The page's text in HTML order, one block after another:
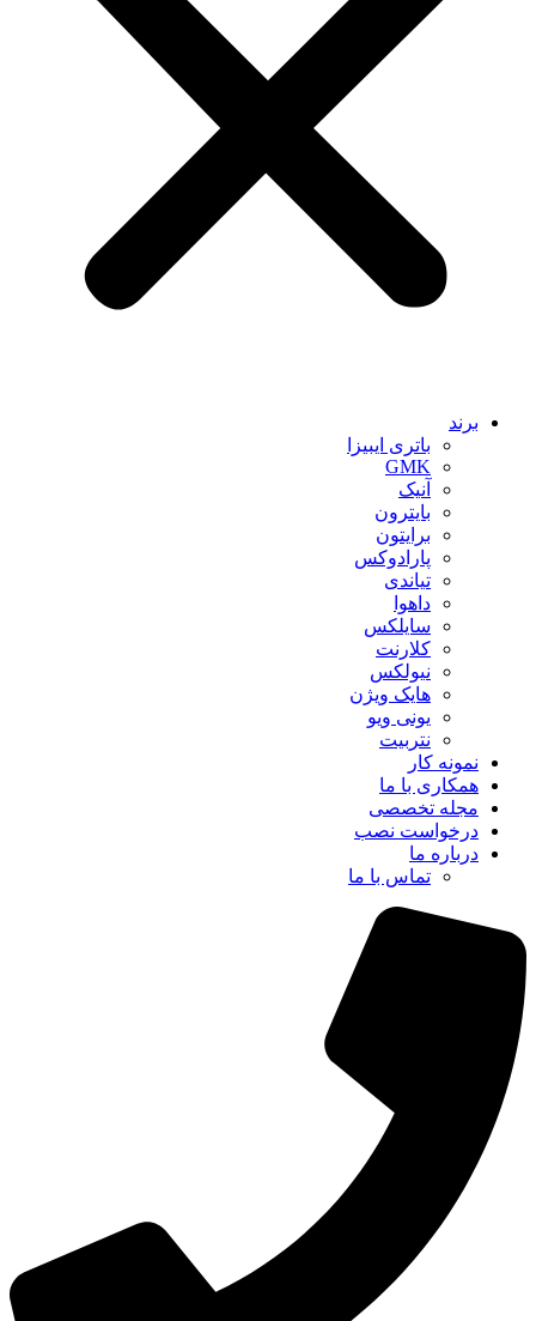
برند
باتری ایبیزا
GMK
آنیک
بایترون
برایتون
پارادوکس
تیاندی
داهوا
سایلکس
کلارنت
نیولکس
هایک ویژن
یونی ویو
نتربیت
نمونه کار
همکاری با ما
مجله تخصصی
درخواست نصب
درباره ما
تماس با ما